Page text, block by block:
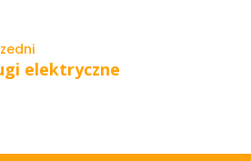
elektryczne